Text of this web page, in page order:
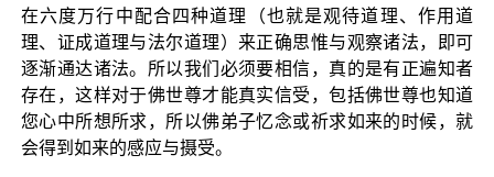
在六度万行中配合四种道理（也就是观待道理、作用道
理、证成道理与法尔道理）来正确思惟与观察诸法，即可
逐渐通达诸法。所以我们必须要相信，真的是有正遍知者
存在，这样对于佛世尊才能真实信受，包括佛世尊也知道
您心中所想所求，所以佛弟子忆念或祈求如来的时候，就
会得到如来的感应与摄受。